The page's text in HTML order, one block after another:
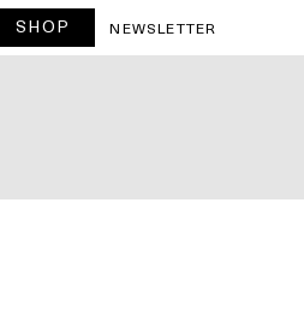
SHOP NEWSLETTER